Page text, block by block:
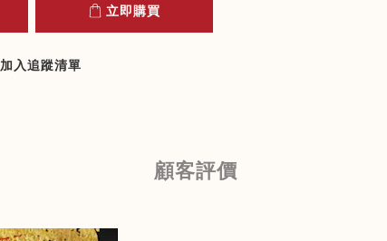
立即購買
加入追蹤清單
顧客評價